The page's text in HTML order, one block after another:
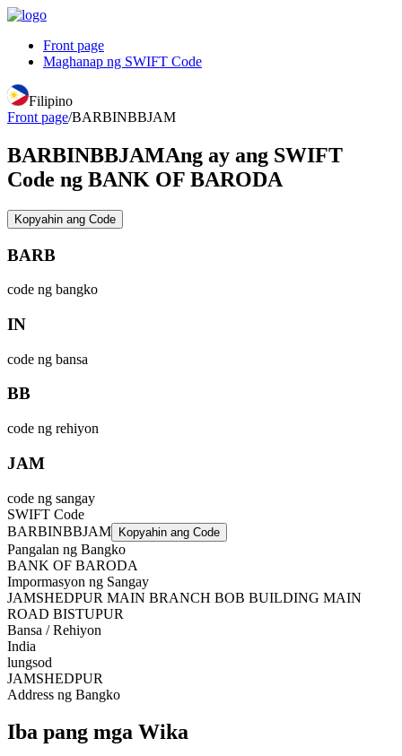
Front page
Maghanap ng SWIFT Code
Filipino
Front page/BARBINBBJAM
BARBINBBJAMAng ay ang SWIFT
Code ng BANK OF BARODA
Kopyahin ang Code
BARB
code ng bangko
IN
code ng bansa
BB
code ng rehiyon
JAM
code ng sangay
SWIFT Code
BARBINBBJAM Kopyahin ang Code
Pangalan ng Bangko
BANK OF BARODA
Impormasyon ng Sangay
JAMSHEDPUR MAIN BRANCH BOB BUILDING MAIN
ROAD BISTUPUR
Bansa / Rehiyon
India
lungsod
JAMSHEDPUR
Address ng Bangko
Iba pang mga Wika